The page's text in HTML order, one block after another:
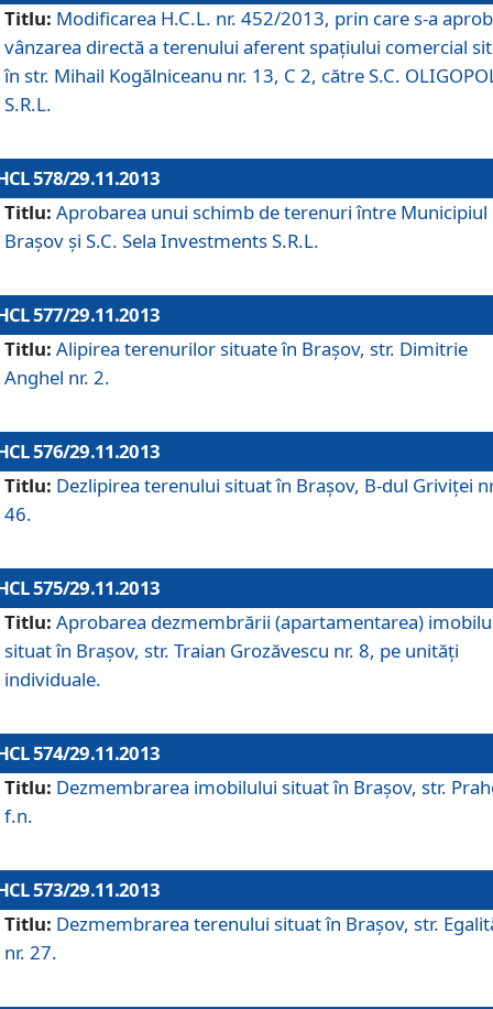
Titlu: Modificarea H.C.L. nr. 452/2013, prin care s-a
vânzarea directă a terenului aferent spaţiului comercial
în str. Mihail Kogălniceanu nr. 13, C 2, către S.C.
S.R.L.
578/29.11.2013
Titlu: Aprobarea unui schimb de terenuri între Municipiul
Braşov şi S.C. Sela Investments S.R.L.
577/29.11.2013
Titlu: Alipirea terenurilor situate în Braşov, str. Dimitrie
Anghel nr. 2.
576/29.11.2013
Titlu: Dezlipirea terenului situat în Braşov, B-dul Griviţei
46.
575/29.11.2013
Titlu: Aprobarea dezmembrării (apartamentarea)
situat în Braşov, str. Traian Grozăvescu nr. 8, pe unităţi
individuale.
574/29.11.2013
Titlu: Dezmembrarea imobilului situat în Braşov, str.
f.n.
573/29.11.2013
Titlu: Dezmembrarea terenului situat în Braşov, str.
nr. 27.